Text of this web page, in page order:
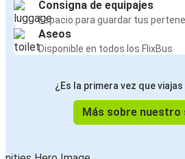
Consigna de equipajes
Espacio para guardar tus
Aseos
Disponible en todos los FlixBus
¿Es la primera vez que
Más sobre nuestro